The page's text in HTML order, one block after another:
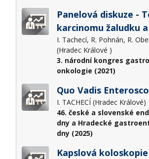
Panelová diskuze -
karcinomu žaludku a
I. Tachecí, R. Pohnán, R.
(Hradec Králové )
3. národní kongres
onkologie (2021)
Quo Vadis
I. TACHECÍ (Hradec Králové)
46. české a slovenské
dny a Hradecké
dny (2025)
Kapslová